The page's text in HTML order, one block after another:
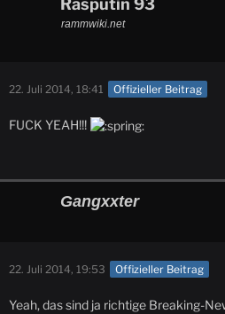
Rasputin 93
rammwiki.net
22. Juli 2014, 18:41 Offizieller Beitrag
FUCK YEAH!!!
Gangxxter
22. Juli 2014, 19:53 Offizieller Beitrag
Yeah, das sind ja richtige Breaking-